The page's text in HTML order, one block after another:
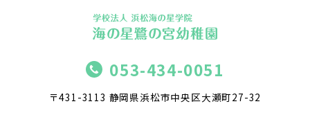
053-434-0051
〒431-3113 静岡県浜松市中央区大瀬町27-32